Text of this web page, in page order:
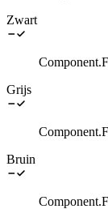
Zwart
Grijs
Bruin